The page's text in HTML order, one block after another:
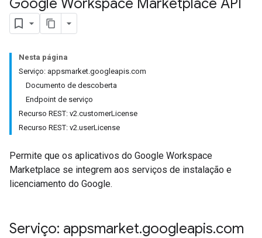
Google Workspace Marketplace API
Nesta página
Serviço: appsmarket.googleapis.com
Documento de descoberta
Endpoint de serviço
Recurso REST: v2.customerLicense
Recurso REST: v2.userLicense
Permite que os aplicativos do Google Workspace
Marketplace se integrem aos serviços de instalação e
licenciamento do Google.
Serviço: appsmarket.googleapis.com